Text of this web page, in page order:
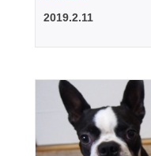
2019.2.11